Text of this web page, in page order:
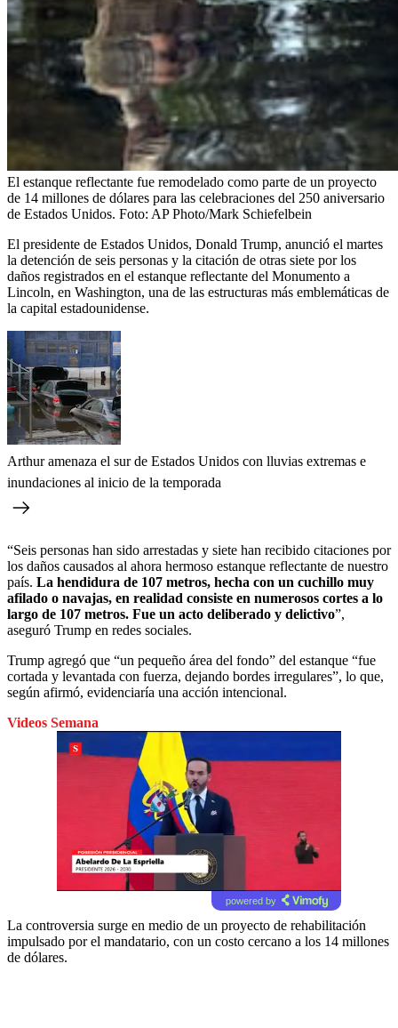
El estanque reflectante fue remodelado como parte de un proyecto
de 14 millones de dólares para las celebraciones del 250 aniversario
de Estados Unidos. Foto: AP Photo/Mark Schiefelbein
El presidente de Estados Unidos, Donald Trump, anunció el martes
la detención de seis personas y la citación de otras siete por los
daños registrados en el estanque reflectante del Monumento a
Lincoln, en Washington, una de las estructuras más emblemáticas de
la capital estadounidense.
Arthur amenaza el sur de Estados Unidos con lluvias extremas e
inundaciones al inicio de la temporada
“Seis personas han sido arrestadas y siete han recibido citaciones por
los daños causados al ahora hermoso estanque reflectante de nuestro
país. La hendidura de 107 metros, hecha con un cuchillo muy
afilado o navajas, en realidad consiste en numerosos cortes a lo
largo de 107 metros. Fue un acto deliberado y delictivo”,
aseguró Trump en redes sociales.
Trump agregó que “un pequeño área del fondo” del estanque “fue
cortada y levantada con fuerza, dejando bordes irregulares”, lo que,
según afirmó, evidenciaría una acción intencional.
Videos Semana
powered by
La controversia surge en medio de un proyecto de rehabilitación
impulsado por el mandatario, con un costo cercano a los 14 millones
de dólares.